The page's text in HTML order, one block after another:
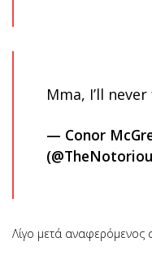
Mma, I’ll
— Conor
Λίγο μετά αναφερόμενος